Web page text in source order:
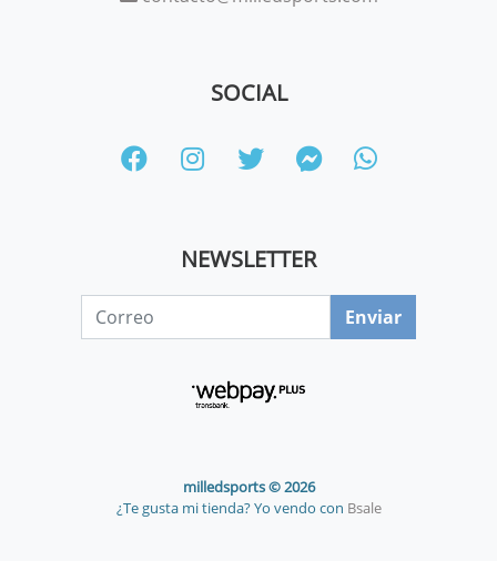
SOCIAL
NEWSLETTER
Enviar
milledsports © 2026
¿Te gusta mi tienda? Yo vendo con Bsale